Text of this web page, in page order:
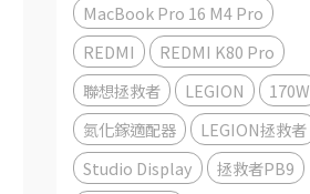
MacBook Pro 16 M4 Pro
REDMI
REDMI K80 Pro
聯想拯救者
LEGION
170W
氮化鎵適配器
LEGION拯救者
Studio Display
拯救者PB9